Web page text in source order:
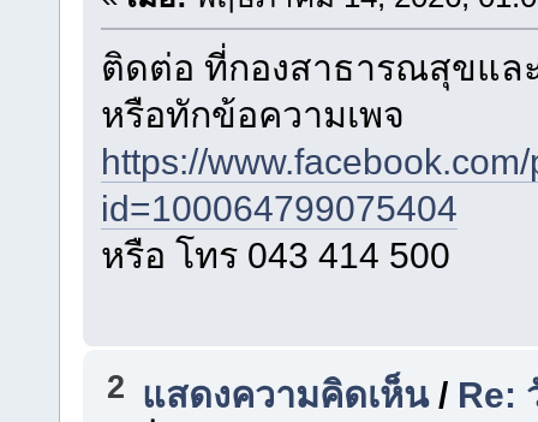
ติดต่อ ที่กองสาธารณสุขแล
หรือทักข้อความเพจ
https://
id=100064799075404
หรือ โทร 043 414 500
2 แสดงความคิดเห็น/ Re: